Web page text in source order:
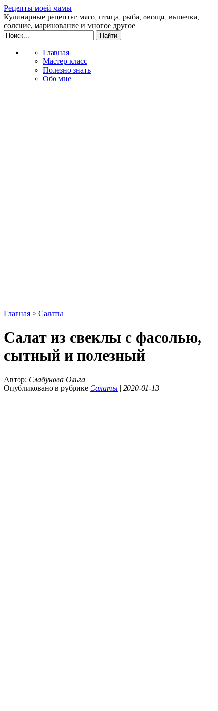
Рецепты моей мамы
Кулинарные рецепты: мясо, птица, рыба, овощи, выпечка,
соление, маринование и многое другое
Главная
Мастер класс
Полезно знать
Обо мне
Главная > Салаты
Салат из свеклы с фасолью,
сытный и полезный
Автор: Слабунова Ольга
Опубликовано в рубрике Салаты | 2020-01-13